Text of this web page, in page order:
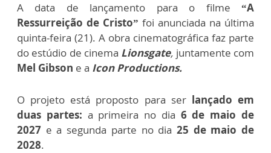
A data de lançamento para o filme “A
Ressurreição de Cristo” foi anunciada na última
quinta-feira (21). A obra cinematográfica faz parte
do estúdio de cinema Lionsgate, juntamente com
Mel Gibson e a Icon Productions.
O projeto está proposto para ser lançado em
duas partes: a primeira no dia 6 de maio de
2027 e a segunda parte no dia 25 de maio de
2028.